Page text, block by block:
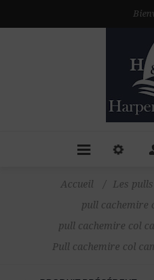
Accueil / Les pulls
pull cachemire
pull cachemire col
Pull cachemire col